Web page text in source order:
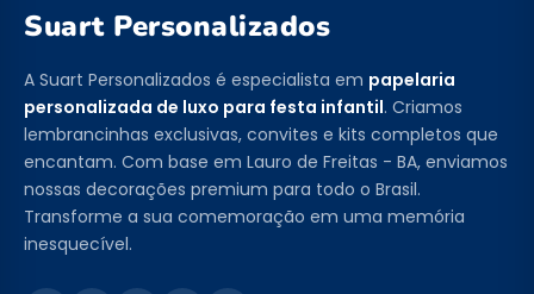
Suart Personalizados
A Suart Personalizados é especialista em papelaria
personalizada de luxo para festa infantil. Criamos
lembrancinhas exclusivas, convites e kits completos que
encantam. Com base em Lauro de Freitas - BA, enviamos
nossas decorações premium para todo o Brasil.
Transforme a sua comemoração em uma memória
inesquecível.